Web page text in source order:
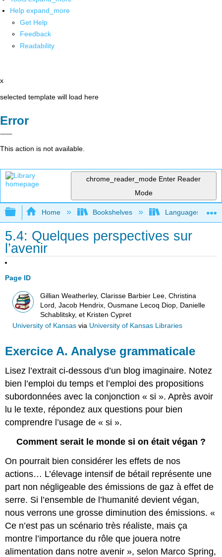
Help expand_more
Get Help
Feedback
Readability
x
selected template will load here
Error
This action is not available.
chrome_reader_mode Enter Reader
Mode
Expand/collapse global hierarchy
Home Bookshelves Languages
5.4: Quelques perspectives sur
l’avenir
Page ID
Gillian Weatherley, Clarisse Barbier Lee, Christina
Lord, Jacob Hendrix, Ousmane Lecoq Diop, Danielle
Schablitsky, et Kristen Cypret
University of Kansasvia University of Kansas Libraries
Exercice A. Analyse grammaticale
Lisez l’extrait ci-dessous d’un blog imaginaire. Notez
bien l’emploi du temps et l’emploi des propositions
subordonnées avec la conjonction « si ». Après avoir
lu le texte, répondez aux questions pour bien
comprendre l’usage de« si ».
Comment serait le monde si on était végan ?
On pourrait bien considérer les effets de nos
actions… L’élevage intensif de bétail représente une
part non négligeable des émissions de gaz à effet de
serre. Si l’ensemble de l’humanité devient végan,
nous verrons une grosse diminution des émissions. «
Ce n’est pas un scénario très réaliste, mais ça
montre l’importance du rôle que jouera notre
alimentation dans notre avenir », selon Marco Spring,